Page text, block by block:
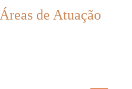
Áreas de Atuação